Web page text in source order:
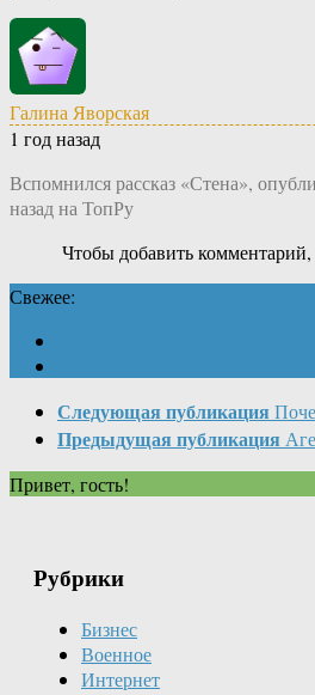
Галина Яворская
1 год назад
Вспомнился рассказ «Стена»,
назад на ТопРу
Чтобы добавить комментарий,
Свежее:
Следующая публикация
Предыдущая публикация
Привет, гость!
Рубрики
Бизнес
Военное
Интернет